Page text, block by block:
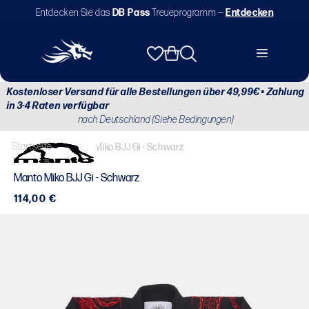
zumEntdecken Sie das DB PassTreueprogramm — Entdecken
Warenkorb
Kostenloser Versand für alle Bestellungen über 49,99€ • Zahlung
in 3-4 Raten verfügbar
nach Deutschland (Siehe Bedingungen)
Startseite / Manto Miko BJJ Gi - Schwarz
Manto Miko BJJ Gi - Schwarz
Normaler
114,00 €